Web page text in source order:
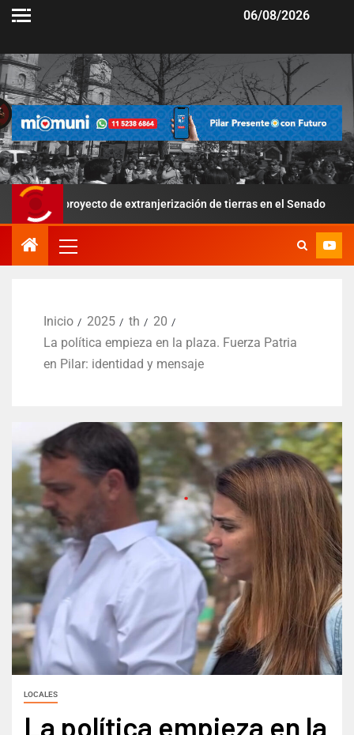
06/08/2026
de extranjerización de tierras en el Senado Por la
Inicio 2025 th
20
La política empieza en la plaza. Fuerza Patria
en Pilar: identidad y mensaje
LOCALES
La política empieza en la